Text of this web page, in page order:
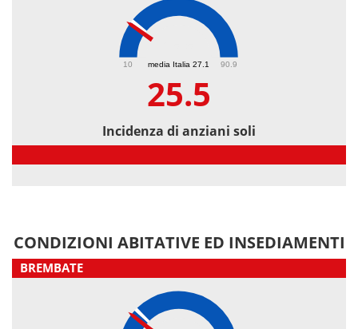
media Italia 27.1
10 90.9
25.5
Incidenza di anziani soli
CONDIZIONI ABITATIVE ED INSEDIAMENTI
BREMBATE